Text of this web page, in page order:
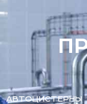
АВТОЦИСТЕРНЫ